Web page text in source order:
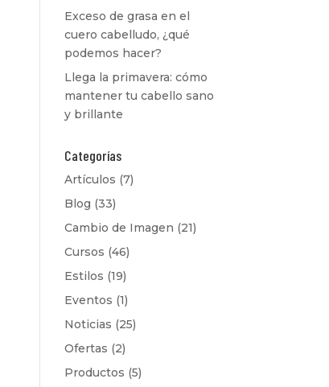
Exceso de grasa en el
cuero cabelludo, ¿qué
podemos hacer?
Llega la primavera: cómo
mantener tu cabello sano
y brillante
Categorías
Artículos (7)
Blog (33)
Cambio de Imagen (21)
Cursos (46)
Estilos (19)
Eventos (1)
Noticias (25)
Ofertas (2)
Productos (5)